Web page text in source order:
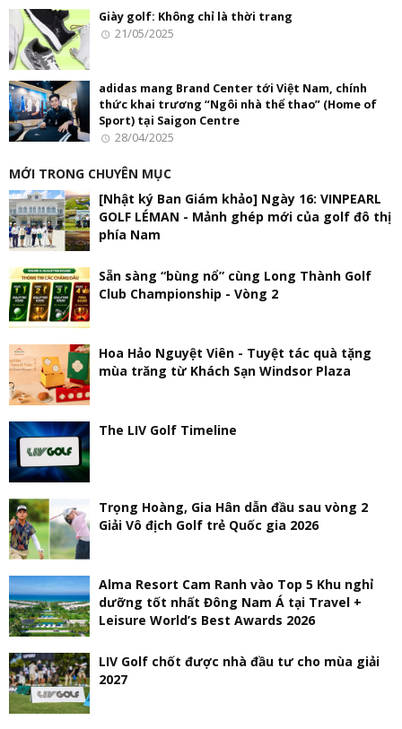
Giày golf: Không chỉ là thời trang
21/05/2025
adidas mang Brand Center tới Việt Nam, chính
thức khai trương “Ngôi nhà thể thao” (Home of
Sport) tại Saigon Centre
28/04/2025
MỚI TRONG CHUYÊN MỤC
[Nhật ký Ban Giám khảo] Ngày 16: VINPEARL
GOLF LÉMAN - Mảnh ghép mới của golf đô thị
phía Nam
Sẵn sàng “bùng nổ” cùng Long Thành Golf
Club Championship - Vòng 2
Hoa Hảo Nguyệt Viên - Tuyệt tác quà tặng
mùa trăng từ Khách Sạn Windsor Plaza
The LIV Golf Timeline
Trọng Hoàng, Gia Hân dẫn đầu sau vòng 2
Giải Vô địch Golf trẻ Quốc gia 2026
Alma Resort Cam Ranh vào Top 5 Khu nghỉ
dưỡng tốt nhất Đông Nam Á tại Travel +
Leisure World’s Best Awards 2026
LIV Golf chốt được nhà đầu tư cho mùa giải
2027